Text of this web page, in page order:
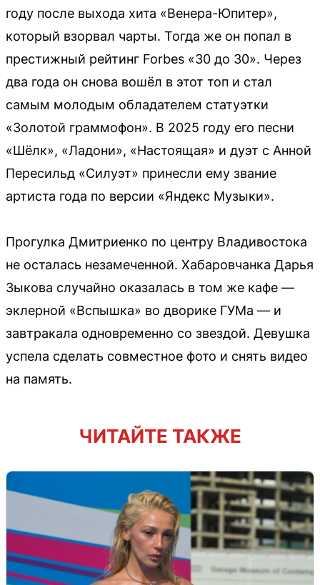
году после выхода хита «Венера-Юпитер»,
который взорвал чарты. Тогда же он попал в
престижный рейтинг Forbes «30 до 30». Через
два года он снова вошёл в этот топ и стал
самым молодым обладателем статуэтки
«Золотой граммофон». В 2025 году его песни
«Шёлк», «Ладони», «Настоящая» и дуэт с Анной
Пересильд «Силуэт» принесли ему звание
артиста года по версии «Яндекс Музыки».
Прогулка Дмитриенко по центру Владивостока
не осталась незамеченной. Хабаровчанка Дарья
Зыкова случайно оказалась в том же кафе —
эклерной «Вспышка» во дворике ГУМа — и
завтракала одновременно со звездой. Девушка
успела сделать совместное фото и снять видео
на память.
ЧИТАЙТЕ ТАКЖЕ